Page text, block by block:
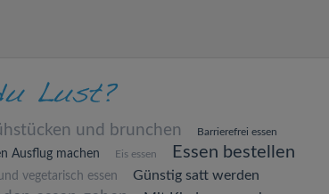
und brunchen Barrierefrei essen
Ausflug machen Eis essen Essen bestellen
vegetarisch essen Günstig satt werden